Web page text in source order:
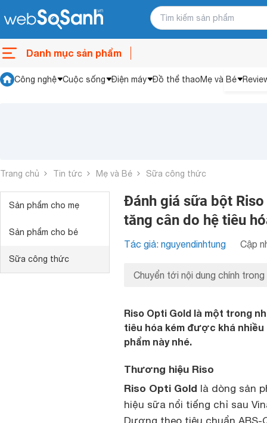
Danh mục sản phẩm
Công nghệ Cuộc sống Điện máy Đồ thể thaoMẹ và Bé
Trang chủ Tin tức Mẹ và Bé Sữa công thức
Sản phẩm cho mẹ
Sản phẩm cho bé
Sữa công thức
Đánh giá sữa bột
tăng cân do hệ tiêu
Tác giả: nguyendinhtung Cập
Chuyển tới nội dung chính trong
Riso Opti Gold là một trong
tiêu hóa kém được khá nhiều
phẩm này nhé.
Thương hiệu Riso
Riso Opti Gold là dòng sản
hiệu sữa nổi tiếng chỉ sau
Dương theo tiêu chuẩn ABS-